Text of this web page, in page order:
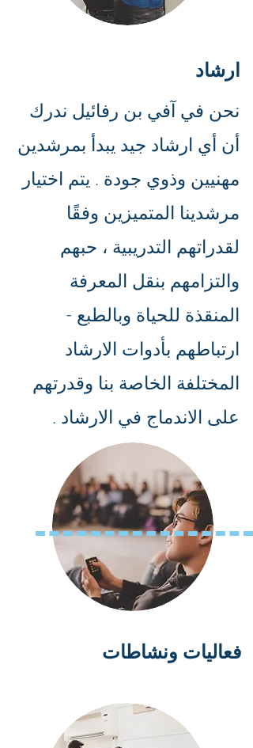
ارشاد
نحن في آفي بن رفائيل ندرك
أن أي ارشاد جيد يبدأ بمرشدين
مهنيين وذوي جودة . يتم اختيار
مرشدينا المتميزين وفقًا
لقدراتهم التدريبية ، حبهم
والتزامهم بنقل المعرفة
المنقذة للحياة وبالطبع -
ارتباطهم بأدوات الارشاد
المختلفة الخاصة بنا وقدرتهم
على الاندماج في الارشاد .
فعاليات ونشاطات